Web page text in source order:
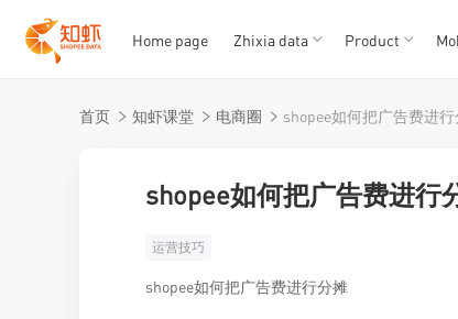
Home page Zhixia data Product
首页 知虾课堂 电商圈 shopee如何把广告费进行
shopee如何把广告费进行
运营技巧
shopee如何把广告费进行分摊